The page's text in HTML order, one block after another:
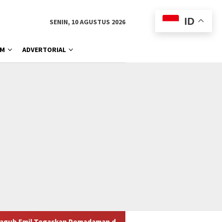
SENIN, 10 AGUSTUS 2026
ADVERTORIAL
ID